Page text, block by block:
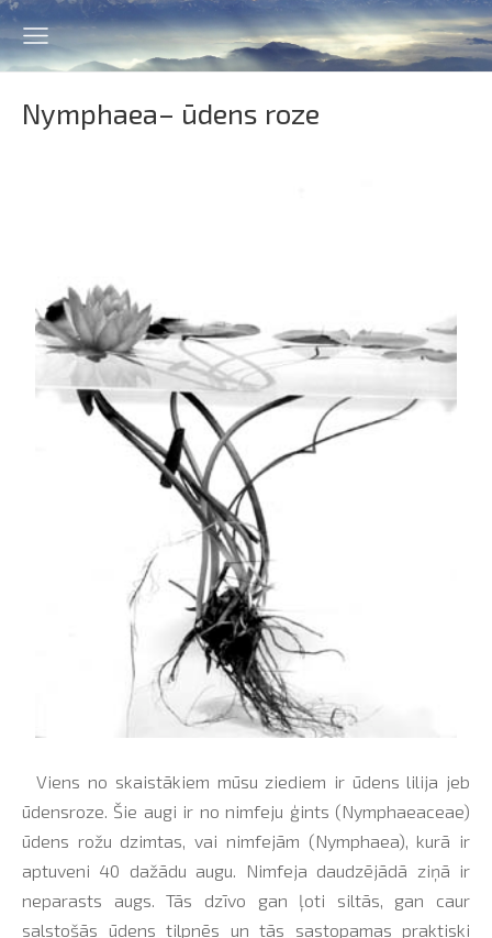
Nymphaea– ūdens roze
Viens no skaistākiem mūsu ziediem ir ūdens lilija jeb
ūdensroze. Šie augi ir no nimfeju ģints (Nymphaeaceae)
ūdens rožu dzimtas, vai nimfejām (Nymphaea), kurā ir
aptuveni 40 dažādu augu. Nimfeja daudzējādā ziņā ir
neparasts augs. Tās dzīvo gan ļoti siltās, gan caur
salstošās ūdens tilpnēs un tās sastopamas praktiski